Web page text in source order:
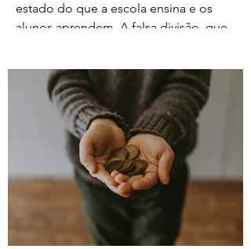
estado do que a escola ensina e os
alunos aprendem. A falsa divisão, que
e os da ignorância, os do rigor e os do
facilitismo, os da inovação e os
empedernidos – é mais um agente de
confusão. O olhar da FENPROF para este
processo parte, como não podia deixar
de ser, das violações dos